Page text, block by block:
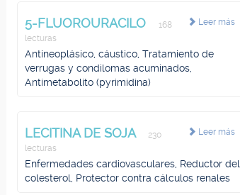
Leer más
5-FLUOROURACILO
168
lecturas
Antineoplásico, cáustico, Tratamiento de
verrugas y condilomas acuminados,
Antimetabolito (pyrimidina)
Leer más
LECITINA DE SOJA
230
lecturas
Enfermedades cardiovasculares, Reductor del
colesterol, Protector contra cálculos renales